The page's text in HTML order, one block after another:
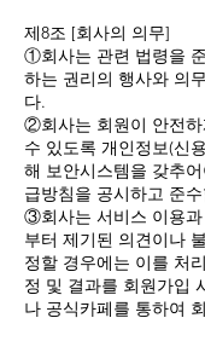
제8조 [회사의 의무]
①회사는 관련 법령을
하는 권리의 행사와 의
다.
②회사는 회원이 안전
수 있도록 개인정보(신
해 보안시스템을 갖추
급방침을 공시하고 준
③회사는 서비스 이용
부터 제기된 의견이나
정할 경우에는 이를 처
정 및 결과를 회원가입
나 공식카페를 통하여